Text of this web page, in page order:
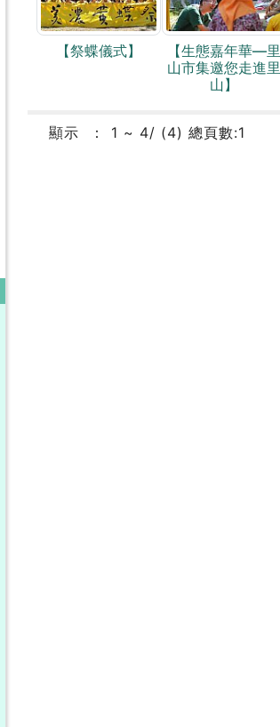
【祭蝶儀式】
【生態嘉年華—里
山市集邀您走進里
山】
顯示
1 ~ 4/ (4) 總頁數:1